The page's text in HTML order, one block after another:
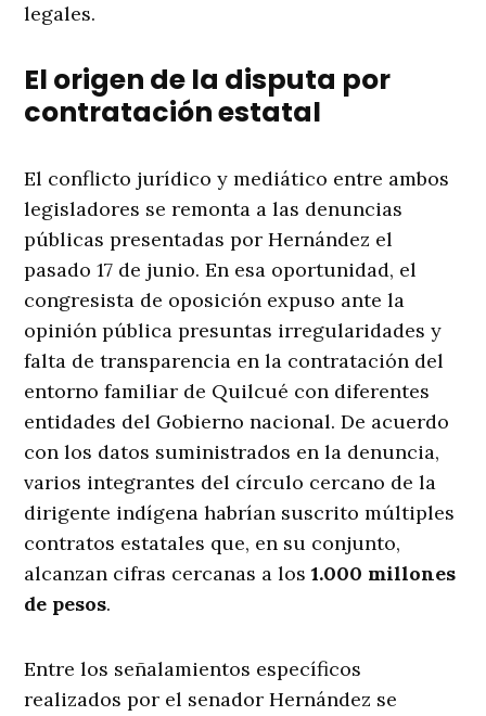
legales.
El origen de la disputa por
contratación estatal
El conflicto jurídico y mediático entre ambos
legisladores se remonta a las denuncias
públicas presentadas por Hernández el
pasado 17 de junio. En esa oportunidad, el
congresista de oposición expuso ante la
opinión pública presuntas irregularidades y
falta de transparencia en la contratación del
entorno familiar de Quilcué con diferentes
entidades del Gobierno nacional. De acuerdo
con los datos suministrados en la denuncia,
varios integrantes del círculo cercano de la
dirigente indígena habrían suscrito múltiples
contratos estatales que, en su conjunto,
alcanzan cifras cercanas a los1.000 millones
de pesos.
Entre los señalamientos específicos
realizados por el senador Hernández se